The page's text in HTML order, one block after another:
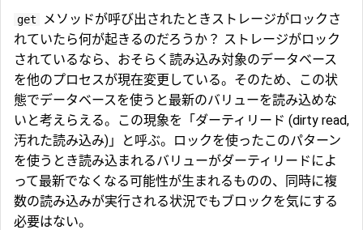
get
メソッドが呼び出されたときストレージがロックさ
れていたら何が起きるのだろうか？ ストレージがロック
されているなら、おそらく読み込み対象のデータベース
を他のプロセスが現在変更している。そのため、この状
態でデータベースを使うと最新のバリューを読み込めな
いと考えらえる。この現象を「ダーティリード (dirty read,
汚れた読み込み)」と呼ぶ。ロックを使ったこのパターン
を使うとき読み込まれるバリューがダーティリードによ
って最新でなくなる可能性が生まれるものの、同時に複
数の読み込みが実行される状況でもブロックを気にする
必要はない。